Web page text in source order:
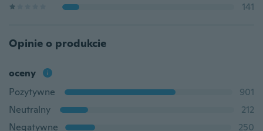
141
Opinie o produkcie
oceny
Pozytywne
901
Neutralny
212
Negatywne
250